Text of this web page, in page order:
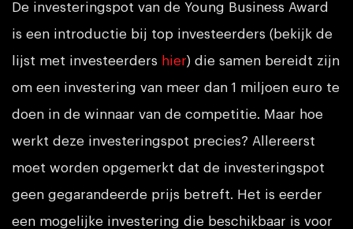
De investeringspot van de Young Business Award
is een introductie bij top investeerders (bekijk de
lijst met investeerders hier) die samen bereidt zijn
om een investering van meer dan 1 miljoen euro te
doen in de winnaar van de competitie. Maar hoe
werkt deze investeringspot precies? Allereerst
moet worden opgemerkt dat de investeringspot
geen gegarandeerde prijs betreft. Het is eerder
een mogelijke investering die beschikbaar is voor